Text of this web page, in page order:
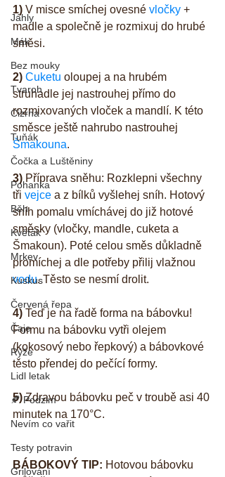
Jáhly
Mák
Bez mouky
Tvaroh
Cizrna
Tuňák
Čočka a Luštěniny
Pohanka
Běh
Květák
Mrkev
Kuskus
Červená řepa
Čaje
Rýže
Lidl letak
🍂 Podzim
Nevím co vařit
Testy potravin
Grilování
1) V misce smíchej ovesné vločky +
madle a společně je rozmixuj do hrubé
směsi.
2) Cuketu oloupej a na hrubém
struhadle jej nastrouhej přímo do
rozmixovaných vloček a mandlí. K této
směsce ještě nahrubo nastrouhej
Šmakouna.
3) Příprava sněhu: Rozklepni všechny
tři vejce a z bílků vyšlehej sníh. Hotový
sníh pomalu vmíchávej do již hotové
směsky (vločky, mandle, cuketa a
Šmakoun). Poté celou směs důkladně
promíchej a dle potřeby přilij vlažnou
vodu. Těsto se nesmí drolit.
4) Teď je na řadě forma na bábovku!
Formu na bábovku vytři olejem
(kokosový nebo řepkový) a bábovkové
těsto přendej do pečící formy.
5) Zdravou bábovku peč v troubě asi 40
minutek na 170°C.
BÁBOKOVÝ TIP: Hotovou bábovku